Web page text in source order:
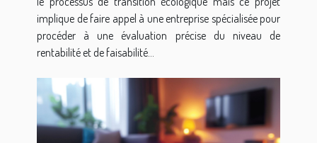
implique de faire appel à une entreprise spécialisée pour
procéder à une évaluation précise du niveau de
rentabilité et de faisabilité...